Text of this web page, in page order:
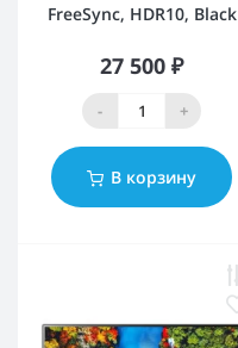
FreeSync, HDR10, Black
27 500 ₽
- +
В корзину